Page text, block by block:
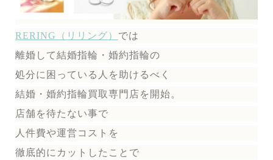
RERING（リリング） では
離婚して結婚指輪・婚約指輪の
処分に困っている人を助けるべく
結婚・婚約指輪買取専門店を開始。
店舗を待たない事で
人件費や運営コストを
徹底的にカットしたことで